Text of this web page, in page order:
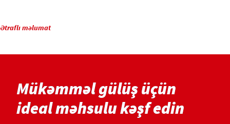
Ətraflı məlumat
Mükəmməl gülüş üçün
ideal məhsulu kəşf edin